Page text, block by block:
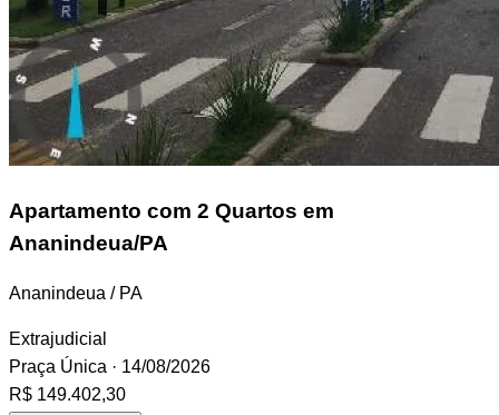
Apartamento com 2 Quartos em
Ananindeua/PA
Ananindeua / PA
Extrajudicial
Praça Única · 14/08/2026
R$ 149.402,30